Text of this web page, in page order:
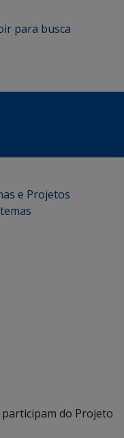
ir para busca
e Projetos
participam do Projeto